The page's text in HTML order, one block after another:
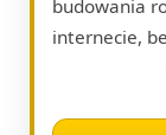
budowania
internecie,